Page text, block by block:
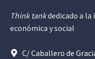
Think tankdedicado a la
económica y social
C/ Caballero de